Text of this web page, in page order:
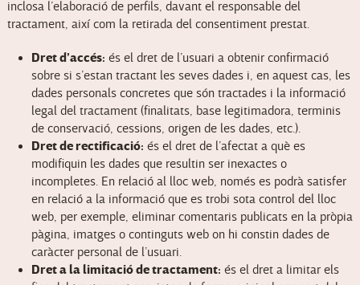
inclosa l’elaboració de perfils, davant el responsable del
tractament, així com la retirada del consentiment prestat.
Dret d’accés: és el dret de l’usuari a obtenir confirmació
sobre si s’estan tractant les seves dades i, en aquest cas, les
dades personals concretes que són tractades i la informació
legal del tractament (finalitats, base legitimadora, terminis
de conservació, cessions, origen de les dades, etc.).
Dret de rectificació: és el dret de l’afectat a què es
modifiquin les dades que resultin ser inexactes o
incompletes. En relació al lloc web, només es podrà satisfer
en relació a la informació que es trobi sota control del lloc
web, per exemple, eliminar comentaris publicats en la pròpia
pàgina, imatges o continguts web on hi constin dades de
caràcter personal de l’usuari.
Dret a la limitació de tractament: és el dret a limitar els